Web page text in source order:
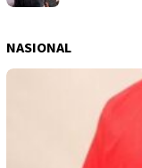
NASIONAL